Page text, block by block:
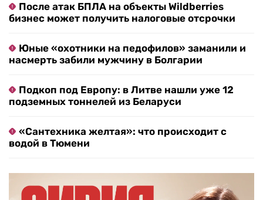
После атак БПЛА на объекты Wildberries
бизнес может получить налоговые отсрочки
Юные «охотники на педофилов» заманили и
насмерть забили мужчину в Болгарии
Подкоп под Европу: в Литве нашли уже 12
подземных тоннелей из Беларуси
«Сантехника желтая»: что происходит с
водой в Тюмени